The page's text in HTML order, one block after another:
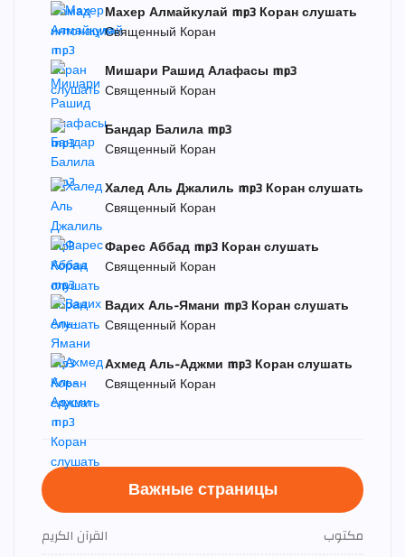
Махер Алмайкулай mp3 Коран слушать
Священный Коран
Мишари Рашид Алафасы mp3
Священный Коран
Бандар Балила mp3
Священный Коран
Халед Аль Джалиль mp3 Коран слушать
Священный Коран
Фарес Аббад mp3 Коран слушать
Священный Коран
Вадих Аль-Ямани mp3 Коран слушать
Священный Коран
Ахмед Аль-Аджми mp3 Коран слушать
Священный Коран
Важные страницы
القرآن الكريم
مكتوب